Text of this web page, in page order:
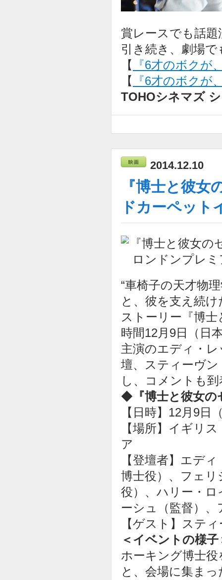
賞レースでも話
引き続き、劇場
【
『6才のボク
【
『6才のボク
TOHOシネマズ
2014.12.10
『博士と彼
ドカーペット
“車椅子の天才物
と、彼を支え続
ストーリー『博
時間12月9日（日
主演のエディ・
壇、スティーヴ
し、コメントも
◆ 『博士と彼女
【日時】12月9日
【場所】イギリ
ア
【登壇者】エデ
博士役）、フェ
役）、ハリー・
ーシュ（監督）
【ゲスト】ステ
＜イベントの様子
ホーキング博士
と、会場に集ま